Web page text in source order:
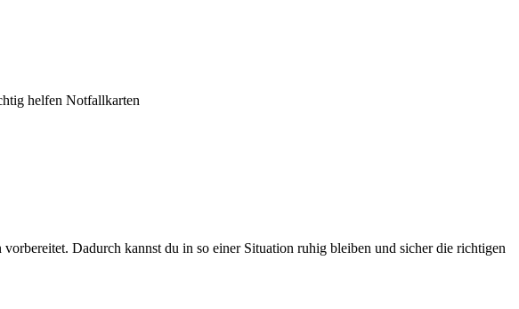
helfen Notfallkarten
Dadurch kannst du in so einer Situation ruhig bleiben und sicher die richtigen